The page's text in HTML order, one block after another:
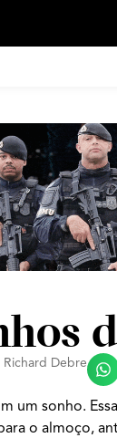
Richard Debre
um sonho.
o almoço,